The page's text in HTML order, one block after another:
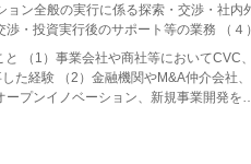
ン全般の実行に係る探索・交渉・社内
渉・投資実行後のサポート等の業務 （
（1）事業会社や商社等においてCVC
た経験 （2）金融機関やM&A仲介会社
ープンイノベーション、新規事業開発を